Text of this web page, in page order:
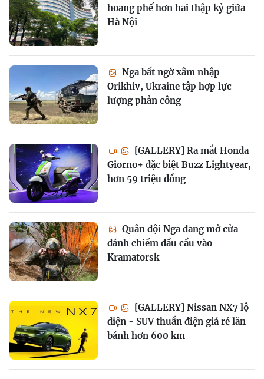
hoang phế hơn hai thập kỷ giữa
Hà Nội
Nga bất ngờ xâm nhập
Orikhiv, Ukraine tập hợp lực
lượng phản công
[GALLERY] Ra mắt Honda
Giorno+ đặc biệt Buzz Lightyear,
hơn 59 triệu đồng
Quân đội Nga đang mở cửa
đánh chiếm đầu cầu vào
Kramatorsk
[GALLERY] Nissan NX7 lộ
diện - SUV thuần điện giá rẻ lăn
bánh hơn 600 km